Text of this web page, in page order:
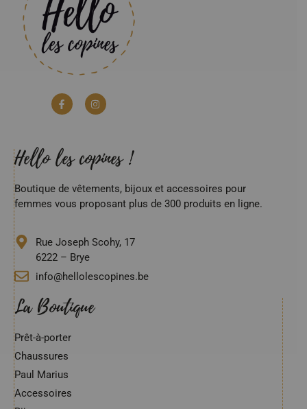
Hello les copines !
femmes vous proposant plus de 300 produits en ligne.
6222 – Brye
info@hellolescopines.be
La Boutique
Chaussures
Paul Marius
Accessoires
Bijoux